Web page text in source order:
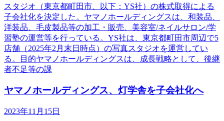
スタジオ（東京都町田市、以下：YS社）の株式取得による
子会社化を決定した。ヤマノホールディングスは、和装品、
洋装品、毛皮製品等の加工・販売、美容室/ネイルサロン/学
習塾の運営等を行っている。YS社は、東京都町田市周辺で5
店舗（2025年2月末日時点）の写真スタジオを運営してい
る。目的ヤマノホールディングスは、成長戦略として、後継
者不足等の課
ヤマノホールディングス、灯学舎を子会社化へ
2023年11月15日